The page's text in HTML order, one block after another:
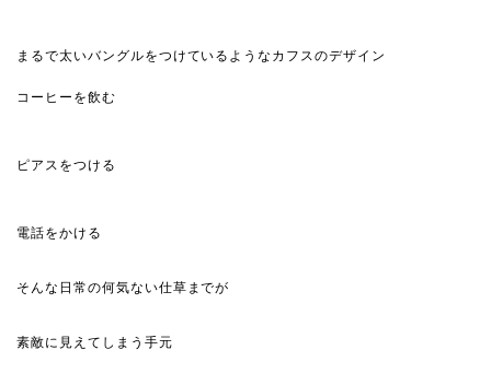
まるで太いバングルをつけているようなカフスのデザイン
コーヒーを飲む
ピアスをつける
電話をかける
そんな日常の何気ない仕草までが
素敵に見えてしまう手元